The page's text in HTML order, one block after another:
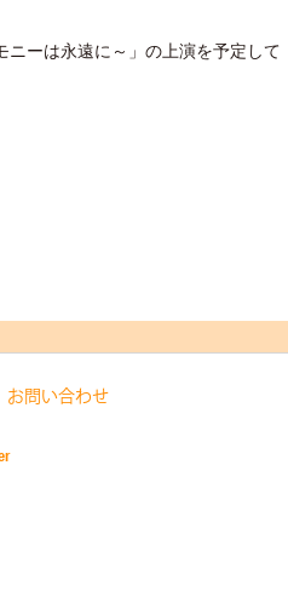
ニーは永遠に～」の上演を予定して
お問い合わせ